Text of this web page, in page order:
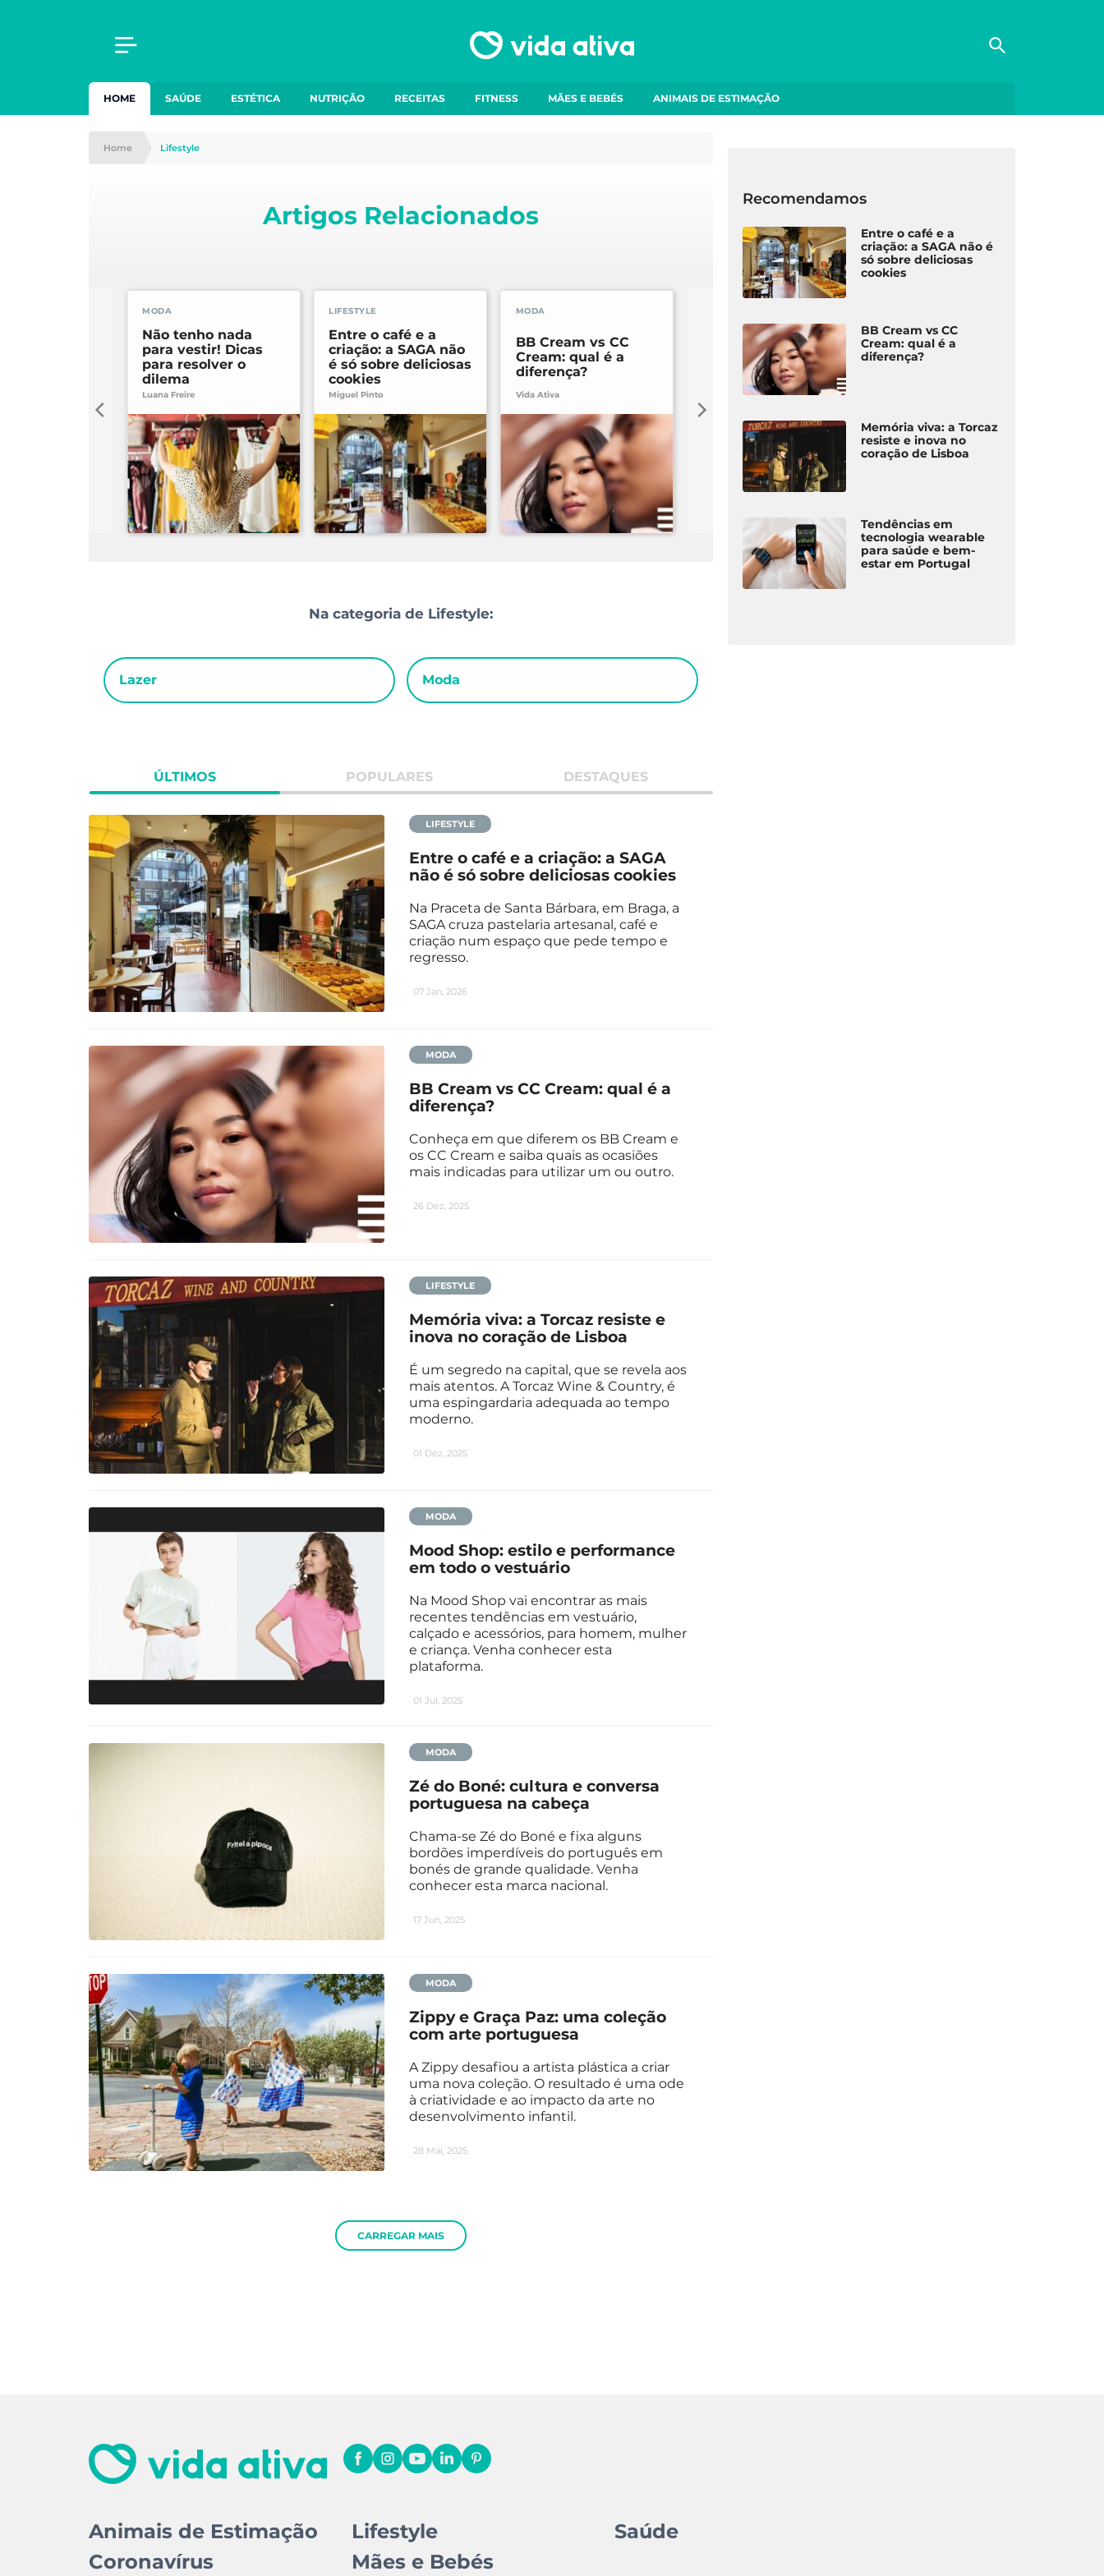
HOME SAÚDE ESTÉTICA NUTRIÇÃO RECEITAS FITNESS MÃES E BEBÉS ANIMAIS DE ESTIMAÇÃO
Home Lifestyle
Artigos Relacionados
LIFESTYLE
Entre o café e a
criação: a SAGA não
é só sobre deliciosas
cookies
Miguel Pinto
MODA
BB Cream vs CC
Cream: qual é a
diferença?
Vida Ativa
Memória viva: a
Torcaz resiste e
inova no coração de
Lisboa
Miguel Pinto
Mood Shop: estilo e
performance em
MODA
Não tenho nada
para vestir! Dicas
para resolver o
dilema
Luana Freire
Na categoria de Lifestyle:
Lazer Moda
ÚLTIMOS POPULARES DESTAQUES
LIFESTYLE
Entre o café e a criação: a SAGA
não é só sobre deliciosas cookies
Na Praceta de Santa Bárbara, em Braga, a
SAGA cruza pastelaria artesanal, café e
criação num espaço que pede tempo e
regresso.
07 Jan, 2026
MODA
BB Cream vs CC Cream: qual é a
diferença?
Conheça em que diferem os BB Cream e
os CC Cream e saiba quais as ocasiões
mais indicadas para utilizar um ou outro.
26 Dez, 2025
LIFESTYLE
Memória viva: a Torcaz resiste e
inova no coração de Lisboa
É um segredo na capital, que se revela aos
mais atentos. A Torcaz Wine & Country, é
uma espingardaria adequada ao tempo
moderno.
01 Dez, 2025
MODA
Mood Shop: estilo e performance
em todo o vestuário
Na Mood Shop vai encontrar as mais
recentes tendências em vestuário,
calçado e acessórios, para homem, mulher
e criança. Venha conhecer esta
plataforma.
01 Jul, 2025
MODA
Zé do Boné: cultura e conversa
portuguesa na cabeça
Chama-se Zé do Boné e fixa alguns
bordões imperdíveis do português em
bonés de grande qualidade. Venha
conhecer esta marca nacional.
17 Jun, 2025
MODA
Zippy e Graça Paz: uma coleção
com arte portuguesa
A Zippy desafiou a artista plástica a criar
uma nova coleção. O resultado é uma ode
à criatividade e ao impacto da arte no
desenvolvimento infantil.
28 Mai, 2025
CARREGAR MAIS
Recomendamos
Entre o café e a
criação: a SAGA não é
só sobre deliciosas
cookies
BB Cream vs CC
Cream: qual é a
diferença?
Memória viva: a Torcaz
resiste e inova no
coração de Lisboa
Tendências em
tecnologia wearable
para saúde e bem-
estar em Portugal
Animais de Estimação
Coronavírus
Lifestyle
Mães e Bebés
Saúde